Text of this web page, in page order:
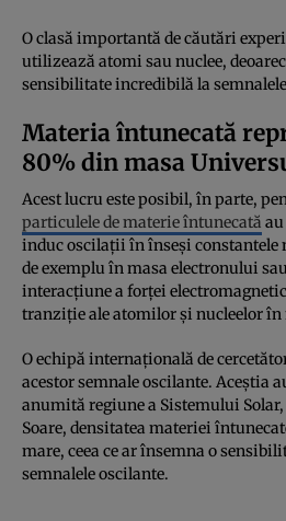
O clasă importantă de căutări
utilizează atomi sau nuclee,
sensibilitate incredibilă la
Materia întunecată
80% din masa
Acest lucru este posibil, în parte,
particulele de materie întunecată
induc oscilații în înseși constantele
de exemplu în masa electronului
interacțiune a forței
tranziție ale atomilor și nucleelor
O echipă internațională de
acestor semnale oscilante. Aceștia
anumită regiune a Sistemului
Soare, densitatea materiei
mare, ceea ce ar însemna o
semnalele oscilante.